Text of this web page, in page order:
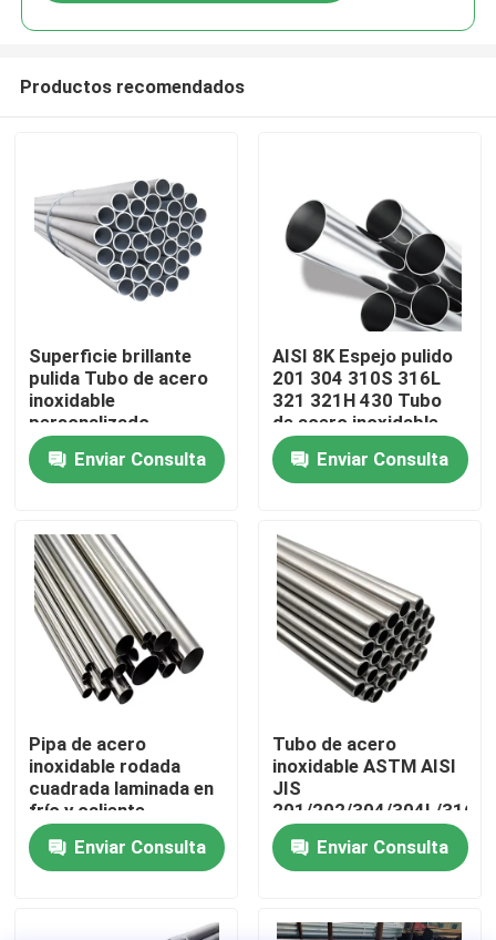
Productos
Videos
Visita a la fábrica
Control de Calidad
noticias
Todos los casos
Solicitar una cotización
Productos recomendados
Superficie brillante
pulida Tubo de acero
inoxidable
personalizado
laminado en frío
Enviar Consulta
AISI 8K Espejo pulido
201 304 310S 316L
321 321H 430 Tubo
de acero inoxidable
con tubería de acero
inoxidable sin costura
Enviar Consulta
Pipa de acero
inoxidable rodada
cuadrada laminada en
frío y caliente
ASTM/AISI/DIN/JIS
201/304/316/409/410/430/316L/304L
Enviar Consulta
Tubo de acero
inoxidable ASTM AISI
JIS
201/202/304/304L/316/
laminado en frío
calienteEnviar Consulta